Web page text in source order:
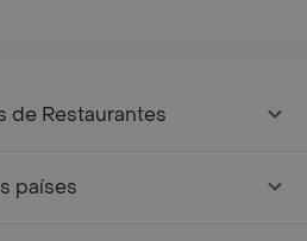
de Restaurantes
países